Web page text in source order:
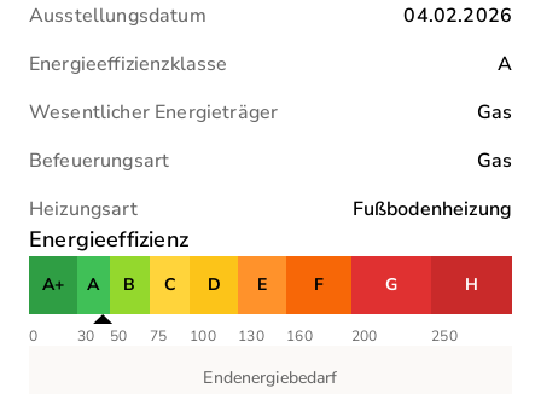
Ausstellungsdatum
04.02.2026
Energieeffizienzklasse
A
Wesentlicher Energieträger
Gas
Befeuerungsart
Gas
Heizungsart
Fußbodenheizung
Energieeffizienz
A+ A B C D E F G H
0 30 50 75 100 130 160 200 250
Endenergiebedarf